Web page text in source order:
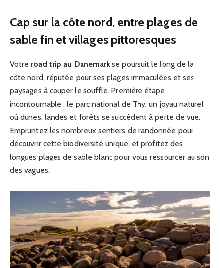
Cap sur la côte nord, entre plages de
sable fin et villages pittoresques
Votre road trip au Danemark se poursuit le long de la
côte nord, réputée pour ses plages immaculées et ses
paysages à couper le souffle. Première étape
incontournable : le parc national de Thy, un joyau naturel
où dunes, landes et forêts se succèdent à perte de vue.
Empruntez les nombreux sentiers de randonnée pour
découvrir cette biodiversité unique, et profitez des
longues plages de sable blanc pour vous ressourcer au son
des vagues.